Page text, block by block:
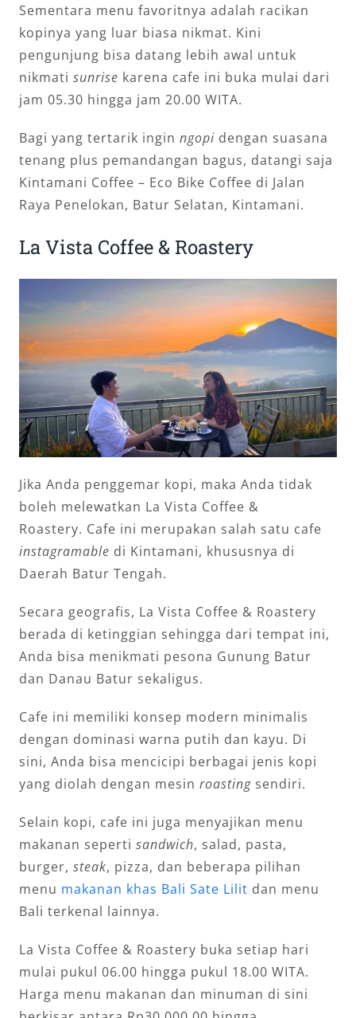
Sementara menu favoritnya adalah racikan
kopinya yang luar biasa nikmat. Kini
pengunjung bisa datang lebih awal untuk
nikmati sunrise karena cafe ini buka mulai dari
jam 05.30 hingga jam 20.00 WITA.
Bagi yang tertarik ingin ngopi dengan suasana
tenang plus pemandangan bagus, datangi saja
Kintamani Coffee – Eco Bike Coffee di Jalan
Raya Penelokan, Batur Selatan, Kintamani.
La Vista Coffee & Roastery
Jika Anda penggemar kopi, maka Anda tidak
boleh melewatkan La Vista Coffee &
Roastery. Cafe ini merupakan salah satu cafe
instagramable di Kintamani, khususnya di
Daerah Batur Tengah.
Secara geografis, La Vista Coffee & Roastery
berada di ketinggian sehingga dari tempat ini,
Anda bisa menikmati pesona Gunung Batur
dan Danau Batur sekaligus.
Cafe ini memiliki konsep modern minimalis
dengan dominasi warna putih dan kayu. Di
sini, Anda bisa mencicipi berbagai jenis kopi
yang diolah dengan mesin roastingsendiri.
Selain kopi, cafe ini juga menyajikan menu
makanan seperti sandwich, salad, pasta,
burger, steak, pizza, dan beberapa pilihan
menu makanan khas Bali Sate Lilit dan menu
Bali terkenal lainnya.
La Vista Coffee & Roastery buka setiap hari
mulai pukul 06.00 hingga pukul 18.00 WITA.
Harga menu makanan dan minuman di sini